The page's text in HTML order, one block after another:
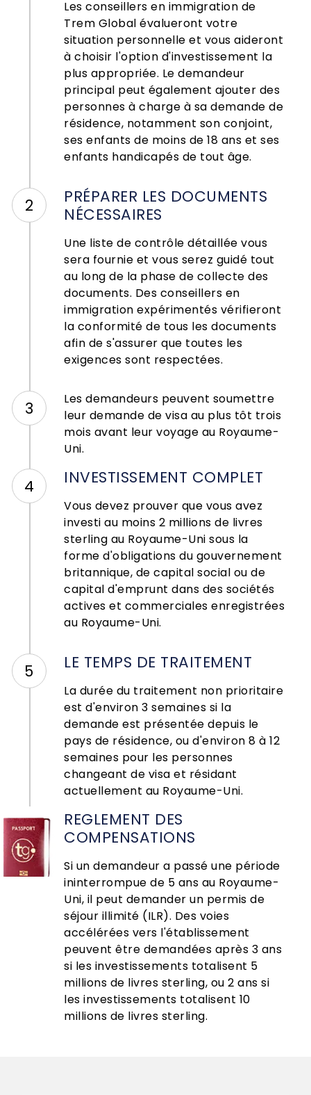
Les conseillers en immigration de
Trem Global évalueront votre
situation personnelle et vous aideront
à choisir l'option d'investissement la
plus appropriée. Le demandeur
principal peut également ajouter des
personnes à charge à sa demande de
résidence, notamment son conjoint,
ses enfants de moins de 18 ans et ses
enfants handicapés de tout âge.
2
PRÉPARER LES DOCUMENTS
NÉCESSAIRES
Une liste de contrôle détaillée vous
sera fournie et vous serez guidé tout
au long de la phase de collecte des
documents. Des conseillers en
immigration expérimentés vérifieront
la conformité de tous les documents
afin de s'assurer que toutes les
exigences sont respectées.
3
Les demandeurs peuvent soumettre
leur demande de visa au plus tôt trois
mois avant leur voyage au Royaume-
Uni.
4 INVESTISSEMENT COMPLET
Vous devez prouver que vous avez
investi au moins 2 millions de livres
sterling au Royaume-Uni sous la
forme d'obligations du gouvernement
britannique, de capital social ou de
capital d'emprunt dans des sociétés
actives et commerciales enregistrées
au Royaume-Uni.
5 LE TEMPS DE TRAITEMENT
La durée du traitement non prioritaire
est d'environ 3 semaines si la
demande est présentée depuis le
pays de résidence, ou d'environ 8 à 12
semaines pour les personnes
changeant de visa et résidant
actuellement au Royaume-Uni.
REGLEMENT DES
COMPENSATIONS
Si un demandeur a passé une période
ininterrompue de 5 ans au Royaume-
Uni, il peut demander un permis de
séjour illimité (ILR). Des voies
accélérées vers l'établissement
peuvent être demandées après 3 ans
si les investissements totalisent 5
millions de livres sterling, ou 2 ans si
les investissements totalisent 10
millions de livres sterling.